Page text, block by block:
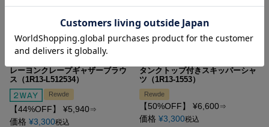
レーヨンクレープギャザーブラウ
ス（1R13-L512534）
Rewde
【44%OFF】 ¥5,940⇒
価格 ¥3,300税込
タンクトップ付きスキッパーシャ
ツ（1R13-1553）
Rewde
【50%OFF】 ¥6,600⇒
価格 ¥3,300税込